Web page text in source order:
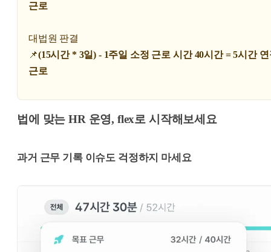
근로
대법원 판결
📌(15시간 * 3일) - 1주일 소정 근로 시간 40시간 = 5시간 연
근로
법에 맞는 HR 운영, flex로 시작해보세요
과거 근무 기록 이슈도 걱정하지 마세요